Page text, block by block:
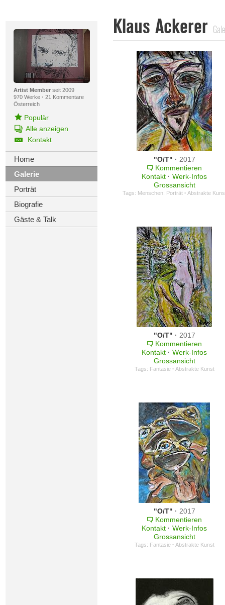
Artist Memberseit 2009
970 Werke · 21 Kommentare
Österreich
Populär
Alle anzeigen
Kontakt
Home
Galerie
Porträt
Biografie
Gäste & Talk
Klaus Ackerer
"O/T" · 2017
Kommentieren
Kontakt · Werk-Infos
Grossansicht
Tags: Menschen: Porträt · Abstrakte
"O/T" · 2017
Kommentieren
Kontakt · Werk-Infos
Grossansicht
Tags: Fantasie · Abstrakte Kunst
"O/T" · 2017
Kommentieren
Kontakt · Werk-Infos
Grossansicht
Tags: Fantasie · Abstrakte Kunst